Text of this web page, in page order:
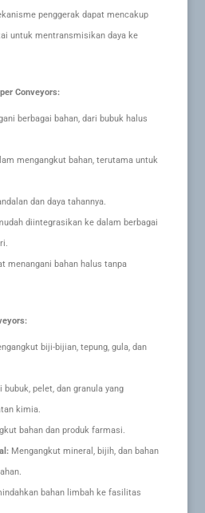
penggerak dapat mencakup
untuk mentransmisikan daya ke
Conveyors:
berbagai bahan, dari bubuk halus
mengangkut bahan, terutama untuk
dan daya tahannya.
diintegrasikan ke dalam berbagai
menangani bahan halus tanpa
biji-bijian, tepung, gula, dan
pelet, dan granula yang
kimia.
bahan dan produk farmasi.
Mengangkut mineral, bijih, dan bahan
bahan limbah ke fasilitas